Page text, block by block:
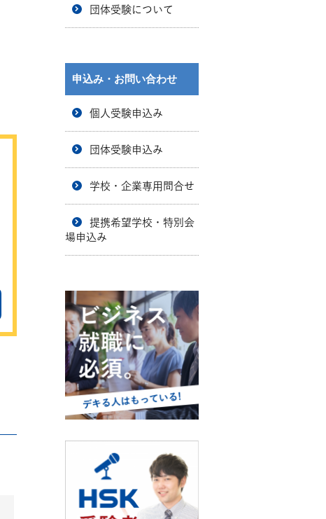
団体受験について
申込み・お問い合わせ
個人受験申込み
団体受験申込み
学校・企業専用問合せ
提携希望学校・特別会
場申込み